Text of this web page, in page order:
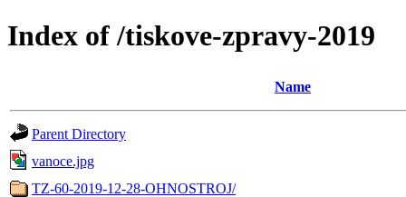
Index of /tiskove-zpravy-2019
Name
Parent Directory
vanoce.jpg
TZ-60-2019-12-28-OHNOSTROJ/